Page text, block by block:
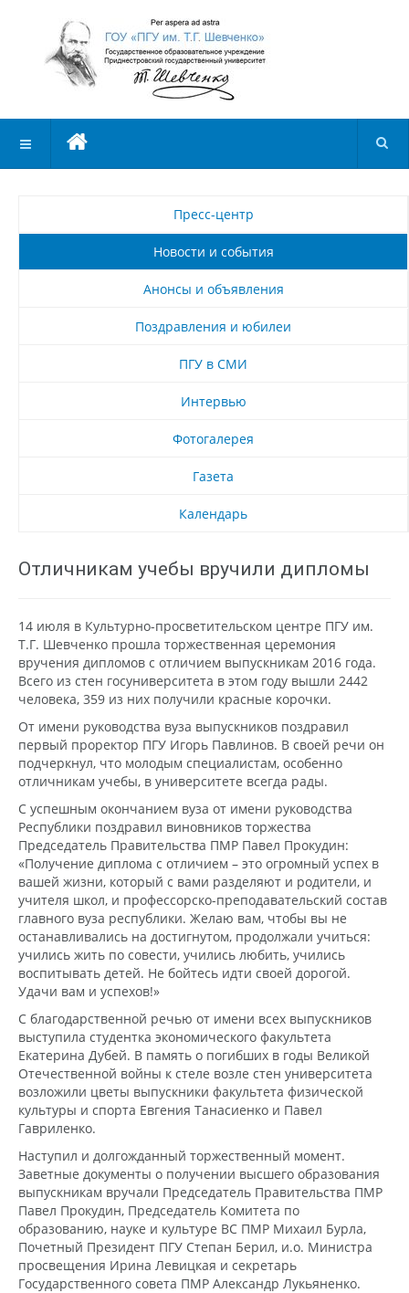
Пресс-центр
Новости и события
Анонсы и объявления
Поздравления и юбилеи
ПГУ в СМИ
Интервью
Фотогалерея
Газета
Календарь
Отличникам учебы вручили дипломы
14 июля в Культурно-просветительском центре ПГУ им.
Т.Г. Шевченко прошла торжественная церемония
вручения дипломов с отличием выпускникам 2016 года.
Всего из стен госуниверситета в этом году вышли 2442
человека, 359 из них получили красные корочки.
От имени руководства вуза выпускников поздравил
первый проректор ПГУ Игорь Павлинов. В своей речи он
подчеркнул, что молодым специалистам, особенно
отличникам учебы, в университете всегда рады.
С успешным окончанием вуза от имени руководства
Республики поздравил виновников торжества
Председатель Правительства ПМР Павел Прокудин:
«Получение диплома с отличием – это огромный успех в
вашей жизни, который с вами разделяют и родители, и
учителя школ, и профессорско-преподавательский состав
главного вуза республики. Желаю вам, чтобы вы не
останавливались на достигнутом, продолжали учиться:
учились жить по совести, учились любить, учились
воспитывать детей. Не бойтесь идти своей дорогой.
Удачи вам и успехов!»
С благодарственной речью от имени всех выпускников
выступила студентка экономического факультета
Екатерина Дубей. В память о погибших в годы Великой
Отечественной войны к стеле возле стен университета
возложили цветы выпускники факультета физической
культуры и спорта Евгения Танасиенко и Павел
Гавриленко.
Наступил и долгожданный торжественный момент.
Заветные документы о получении высшего образования
выпускникам вручали Председатель Правительства ПМР
Павел Прокудин, Председатель Комитета по
образованию, науке и культуре ВС ПМР Михаил Бурла,
Почетный Президент ПГУ Степан Берил, и.о. Министра
просвещения Ирина Левицкая и секретарь
Государственного совета ПМР Александр Лукьяненко.